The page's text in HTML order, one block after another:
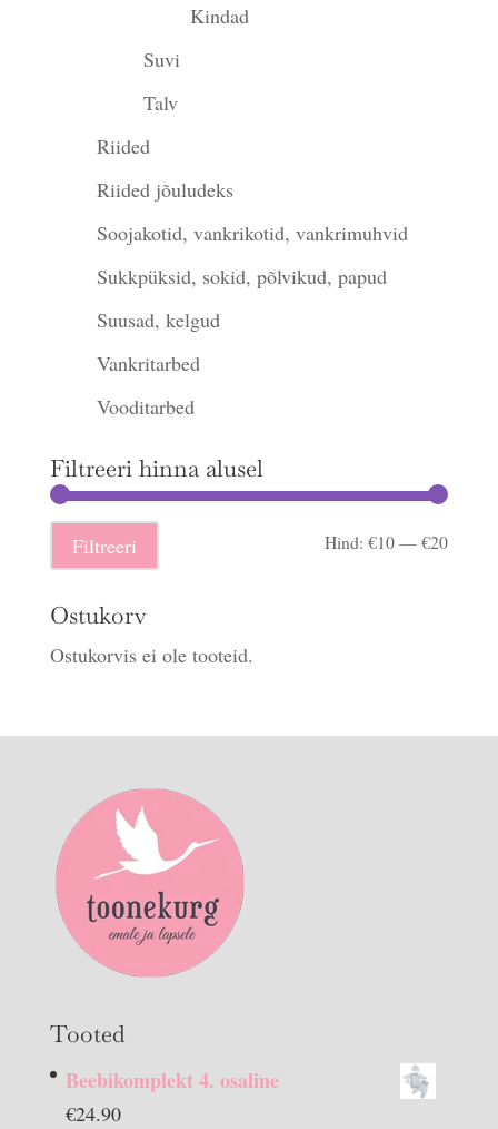
Kindad
Suvi
Talv
Riided
Riided jõuludeks
Soojakotid, vankrikotid, vankrimuhvid
Sukkpüksid, sokid, põlvikud, papud
Suusad, kelgud
Vankritarbed
Vooditarbed
Filtreeri hinna alusel
Filtreeri Hind:€10—€20
Ostukorv
Ostukorvis ei ole tooteid.
Tooted
Beebikomplekt 4. osaline
€24.90